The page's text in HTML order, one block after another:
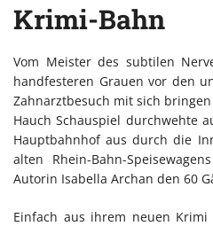
Krimi-Bahn
Vom Meister des subtilen
handfesteren Grauen vor den
Zahnarztbesuch mit sich
Hauch Schauspiel durchwehte
Hauptbahnhof aus durch die
alten Rhein-Bahn-
Autorin Isabella Archan den 60
Einfach aus ihrem neuen Krimi